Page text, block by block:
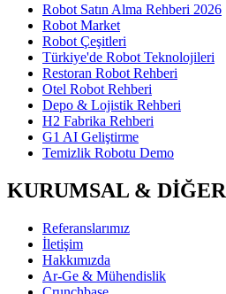
Robot Satın Alma Rehberi 2026
Robot Market
Robot Çeşitleri
Türkiye'de Robot Teknolojileri
Restoran Robot Rehberi
Otel Robot Rehberi
Depo & Lojistik Rehberi
H2 Fabrika Rehberi
G1 AI Geliştirme
Temizlik Robotu Demo
KURUMSAL & DİĞER
Referanslarımız
İletişim
Hakkımızda
Ar-Ge & Mühendislik